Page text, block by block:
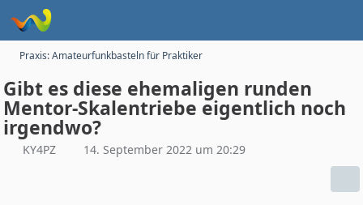
Praxis: Amateurfunkbasteln für Praktiker
Gibt es diese ehemaligen runden
Mentor-Skalentriebe eigentlich noch
irgendwo?
KY4PZ 14. September 2022 um 20:29